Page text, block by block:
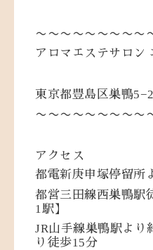
〜〜〜〜〜〜〜〜〜
アロマエステサロン
東京都豊島区巣鴨
〜〜〜〜〜〜〜〜〜
アクセス
都電新庚申塚停留所
都営三田線西巣鴨駅
1 駅】
JR山手線巣鴨駅より
り徒歩15分